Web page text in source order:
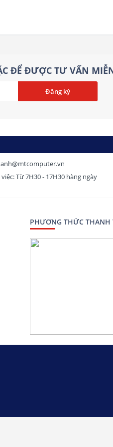
dải
ĐỂ ĐƯỢC TƯ VẤN
Từ 7H30 - 17H30 hàng ngày
PHƯƠNG THỨC THANH